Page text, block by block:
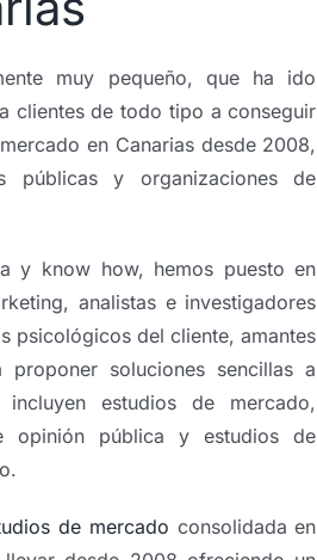
muy pequeño, que ha ido
clientes de todo tipo a conseguir
en Canarias desde 2008,
públicas y organizaciones de
y know how, hemos puesto en
analistas e investigadores
psicológicos del cliente, amantes
soluciones sencillas a
estudios de mercado,
opinión pública y estudios de
de mercado consolidada en